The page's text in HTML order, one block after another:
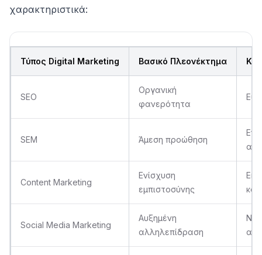
χαρακτηριστικά:
Τύπος Digital Marketing Βασικό Πλεονέκτημα
SEO
Οργανική
φανερότητα
SEM Άμεση προώθηση
Content Marketing
Ενίσχυση
εμπιστοσύνης
Social Media Marketing
Αυξημένη
αλληλεπίδραση